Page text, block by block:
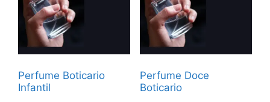
Perfume Boticario
Infantil
Perfume Doce
Boticario